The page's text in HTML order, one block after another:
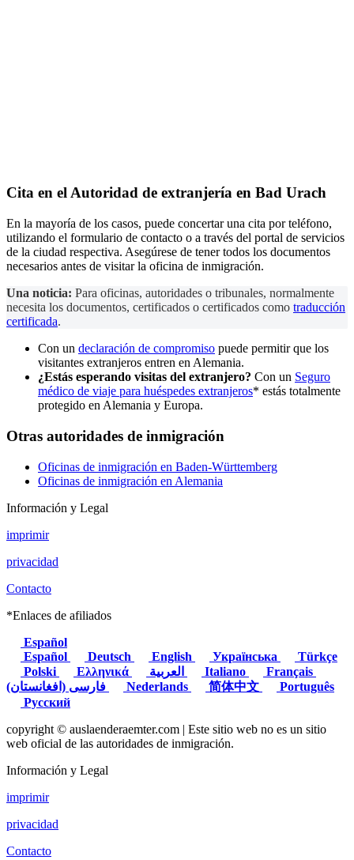
Cita en elAutoridad de extranjería en Bad Urach
En la mayoría de los casos, puede concertar una cita por teléfono,
utilizando el formulario de contacto o a través del portal de servicios
de la ciudad respectiva. Asegúrese de tener todos los documentos
necesarios antes de visitar la oficina de inmigración.
Una noticia: Para oficinas, autoridades o tribunales, normalmente
necesita los documentos, certificados o certificados como traducción
certificada.
Con un declaración de compromiso puede permitir que los
visitantes extranjeros entren en Alemania.
¿Estás esperando visitas del extranjero? Con un Seguro
médico de viaje para huéspedes extranjeros* estás totalmente
protegido en Alemania y Europa.
Otras autoridades de inmigración
Oficinas de inmigración en Baden-Württemberg
Oficinas de inmigración en Alemania
Información y Legal
imprimir
privacidad
Contacto
*Enlaces de afiliados
Español
Español
Deutsch English Українська
Türkçe
Polski
Ελληνικά Italiano
Français
Nederlands 简体中文
Português
Русский
copyright © auslaenderaemter.com | Este sitio web no es un sitio
web oficial de las autoridades de inmigración.
Información y Legal
imprimir
privacidad
Contacto